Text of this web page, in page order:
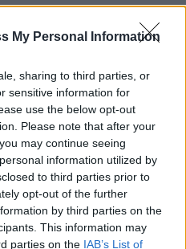
My Personal Information
sharing to third parties, or
sensitive information for
use the below opt-out
Please note that after your
may continue seeing
information utilized by
to third parties prior to
opt-out of the further
by third parties on the
This information may
parties on the IAB’s List of